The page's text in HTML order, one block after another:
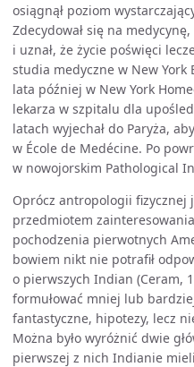
osiągnął poziom
Zdecydował się na
i uznał, że życie poświęci
studia medyczne w New York
lata później w New York
lekarza w szpitalu dla
latach wyjechał do Paryża,
w École de Medécine. Po
w nowojorskim Pathological
Oprócz antropologii fizycznej
przedmiotem
pochodzenia pierwotnych
bowiem nikt nie potrafił
o pierwszych Indian (Ceram,
formułować mniej lub
fantastyczne, hipotezy, lecz
Można było wyróżnić dwie
pierwszej z nich Indianie